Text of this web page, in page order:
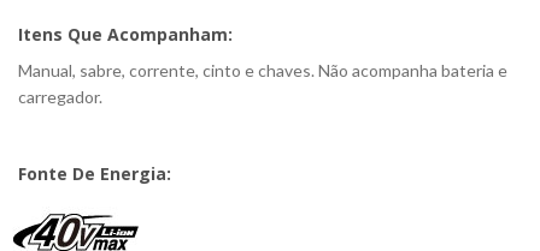
Itens Que Acompanham:
Manual, sabre, corrente, cinto e chaves. Não acompanha bateria e
carregador.
Fonte De Energia: